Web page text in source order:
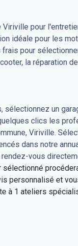
Viriville pour
idéale pour les
pour
la réparation
sélectionnez un
clics les
Viriville.
dans notre
vous
personnalisé et
à 1 ateliers